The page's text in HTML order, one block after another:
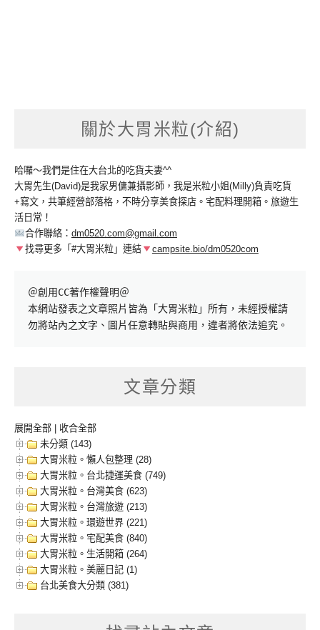
關於大胃米粒(介紹)
哈囉～我們是住在大台北的吃貨夫妻^^
大胃先生(David)是我家男傭兼攝影師，我是米粒小姐(Milly)負責吃貨
+寫文，共筆經營部落格，不時分享美食探店。宅配料理開箱。旅遊生
活日常！
合作聯絡： dm0520.com@gmail.com
找尋更多「#大胃米粒」連結
campsite.bio/dm0520com
＠創用CC著作權聲明＠
本網站發表之文章照片皆為「大胃米粒」所有，未經授權請
勿將站內之文字、圖片任意轉貼與商用，違者將依法追究。
文章分類
展開全部
收合全部
未分類 (143)
大胃米粒。懶人包整理 (28)
大胃米粒。台北捷運美食 (749)
大胃米粒。台灣美食 (623)
大胃米粒。台灣旅遊 (213)
大胃米粒。環遊世界 (221)
大胃米粒。宅配美食 (840)
大胃米粒。生活開箱 (264)
大胃米粒。美麗日記 (1)
台北美食大分類 (381)